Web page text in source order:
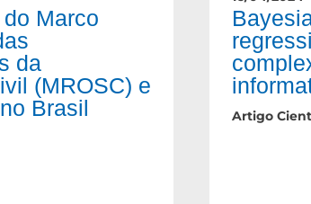
Marco
da
(MROSC) e
Brasil
Artigo